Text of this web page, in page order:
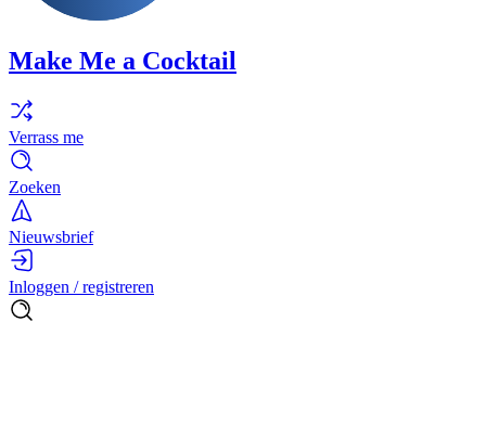
Make Me a Cocktail
Verrass me
Zoeken
Nieuwsbrief
Inloggen / registreren